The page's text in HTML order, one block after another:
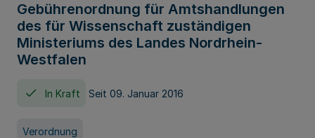
Gebührenordnung für Amtshandlungen
des für Wissenschaft zuständigen
Ministeriums des Landes Nordrhein-
Westfalen
In Kraft Seit 09. Januar 2016
Verordnung